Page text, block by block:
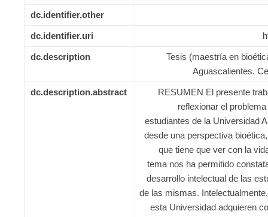
dc.identifier.other
dc.identifier.uri
dc.description
Tesis (maestría en
Aguascalientes.
dc.description.abstract
RESUMEN El presente
reflexionar el
estudiantes de la Universidad
desde una perspectiva
que tiene que ver con la
tema nos ha permitido
desarrollo intelectual de las
de las mismas.
esta Universidad adquieren